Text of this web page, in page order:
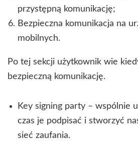
przystępną komunikację;
Bezpieczna komunikacja na
mobilnych.
Po tej sekcji użytkownik wie
bezpieczną komunikację.
Key signing party – wspólnie
czas je podpisać i stworzyć
sieć zaufania.